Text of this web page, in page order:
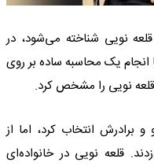
قلعه نویی شناخته می‌شود، در
1342 به دنیا آمد. با انجام یک محاسبه ساده بر روی
قلعه نویی را مشخص کرد.
برادرش انتخاب کرد، اما از
قلعه نویی در خانواده‌ای